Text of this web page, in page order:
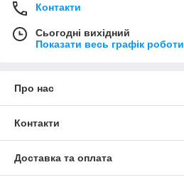
Контакти
Сьогодні вихідний
Показати весь графік роботи
Про нас
Контакти
Доставка та оплата